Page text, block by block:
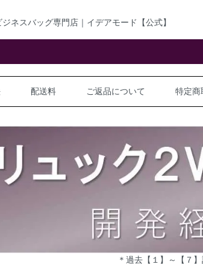
ネスバッグ専門店｜イデアモード【公式】
配送料 ご返品について 特定商
＊過去【１】～【